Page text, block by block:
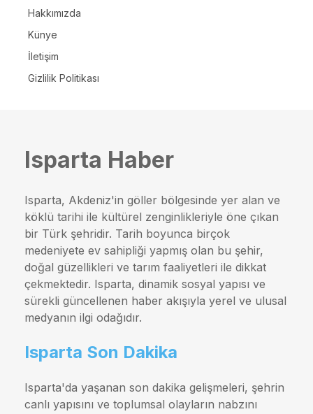
Hakkımızda
Künye
İletişim
Gizlilik Politikası
Isparta Haber
Isparta, Akdeniz'in göller bölgesinde yer alan ve
köklü tarihi ile kültürel zenginlikleriyle öne çıkan
bir Türk şehridir. Tarih boyunca birçok
medeniyete ev sahipliği yapmış olan bu şehir,
doğal güzellikleri ve tarım faaliyetleri ile dikkat
çekmektedir. Isparta, dinamik sosyal yapısı ve
sürekli güncellenen haber akışıyla yerel ve ulusal
medyanın ilgi odağıdır.
Isparta Son Dakika
Isparta'da yaşanan son dakika gelişmeleri, şehrin
canlı yapısını ve toplumsal olayların nabzını